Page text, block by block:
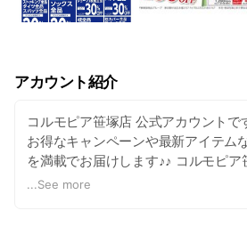
アカウント紹介
コルモピア笹塚店 公式アカウントで
お得なキャンペーンや最新アイテム
を満載でお届けします♪♪ コルモピ
生活を応援します！
...See more